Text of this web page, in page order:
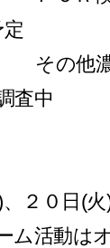
厚接
査中
２０日(
ム活動は